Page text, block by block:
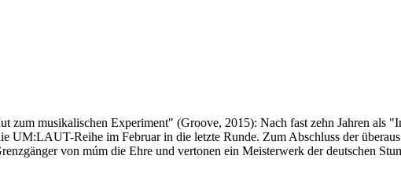
zum musikalischen Experiment" (Groove, 2015): Nach fast zehn Jahren als
UM:LAUT-Reihe im Februar in die letzte Runde. Zum Abschluss der
von múm die Ehre und vertonen ein Meisterwerk der deutschen